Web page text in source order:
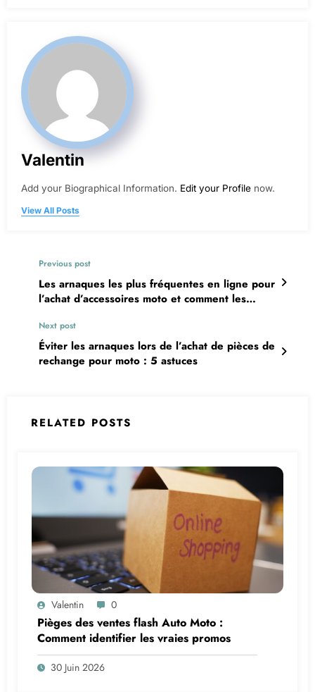
Valentin
Add your Biographical Information. Edit your Profile now.
View All Posts
Previous post
Les arnaques les plus fréquentes en ligne pour
l’achat d’accessoires moto et comment les
Next post
Éviter les arnaques lors de l’achat de pièces de
rechange pour moto : 5 astuces
RELATED POSTS
Valentin 0
Pièges des ventes flash Auto Moto :
Comment identifier les vraies promos
30 Juin 2026